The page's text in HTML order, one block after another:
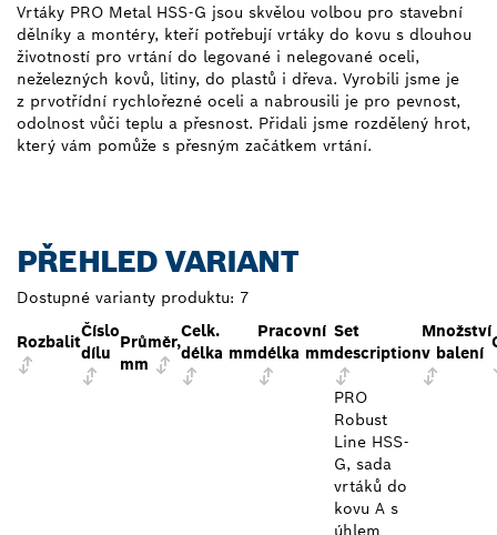
Vrtáky PRO Metal HSS-G jsou skvělou volbou pro stavební
dělníky a montéry, kteří potřebují vrtáky do kovu s dlouhou
životností pro vrtání do legované i nelegované oceli,
neželezných kovů, litiny, do plastů i dřeva. Vyrobili jsme je
z prvotřídní rychlořezné oceli a nabrousili je pro pevnost,
odolnost vůči teplu a přesnost. Přidali jsme rozdělený hrot,
který vám pomůže s přesným začátkem vrtání.
PŘEHLED VARIANT
Dostupné varianty produktu: 7
Rozbalit
Číslo
dílu
Průměr,
mm
Celk.
délka mm
Pracovní
délka mm
Set
description
Množství
v balení
PRO
Robust
Line HSS-
G, sada
vrtáků do
kovu A s
úhlem